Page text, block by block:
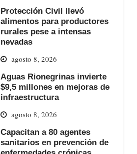
Protección Civil llevó
alimentos para productores
rurales pese a intensas
nevadas
agosto 8, 2026
Aguas Rionegrinas invierte
$9,5 millones en mejoras de
infraestructura
agosto 8, 2026
Capacitan a 80 agentes
sanitarios en prevención de